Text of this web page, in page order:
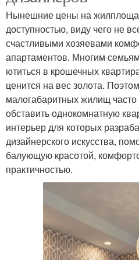
Нынешние цены на
доступностью, виду чего не
счастливыми хозяевами
апартаментов. Многим
ютиться в крошечных
ценится на вес золота.
малогабаритных жилищ
обставить однокомнатную
интерьер для которых
дизайнерского искусства,
балующую красотой,
практичностью.